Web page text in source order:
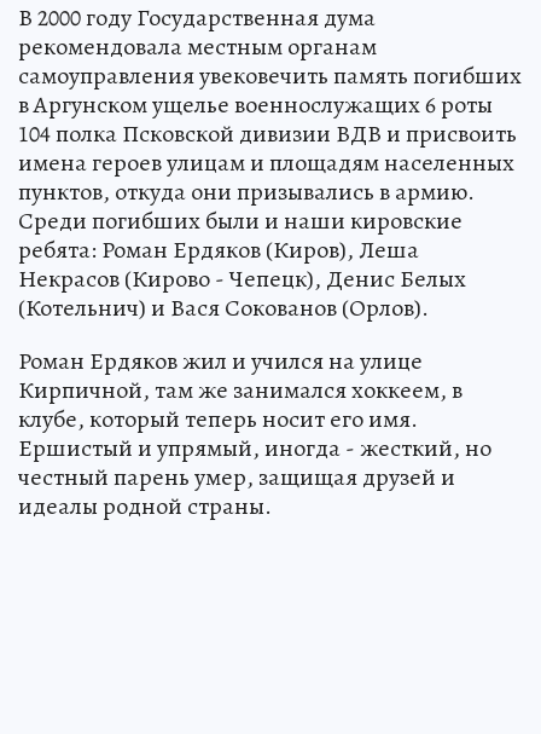
В 2000 году Государственная дума
рекомендовала местным органам
самоуправления увековечить память погибших
в Аргунском ущелье военнослужащих 6 роты
104 полка Псковской дивизии ВДВ и присвоить
имена героев улицам и площадям населенных
пунктов, откуда они призывались в армию.
Среди погибших были и наши кировские
ребята: Роман Ердяков (Киров), Леша
Некрасов (Кирово - Чепецк), Денис Белых
(Котельнич) и Вася Сокованов (Орлов).
Роман Ердяков жил и учился на улице
Кирпичной, там же занимался хоккеем, в
клубе, который теперь носит его имя.
Ершистый и упрямый, иногда - жесткий, но
честный парень умер, защищая друзей и
идеалы родной страны.